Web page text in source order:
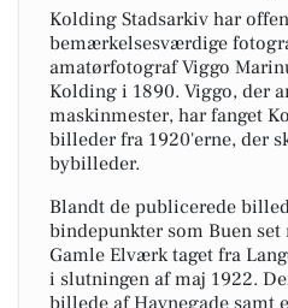
Kolding Stadsarkiv har
bemærkelsesværdige
amatørfotograf Viggo
Kolding i 1890. Viggo, der
maskinmester, har fanget
billeder fra 1920'erne, der
bybilleder.
Blandt de publicerede
bindepunkter som Buen
Gamle Elværk taget fra
i slutningen af maj 1922.
billede af Havnegade samt